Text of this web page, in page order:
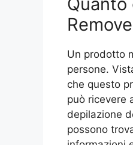
Un prodotto
persone.
che questo
può ricevere
depilazione
possono